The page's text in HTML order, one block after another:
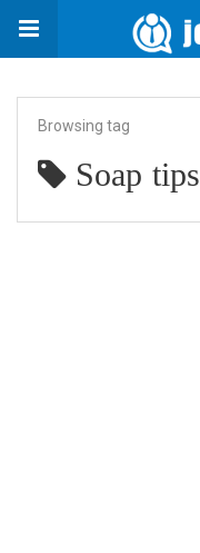
Browsing tag
Soap tips